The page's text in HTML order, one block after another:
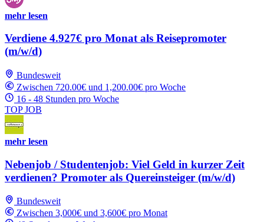
mehr lesen
Verdiene 4.927€ pro Monat als Reisepromoter
(m/w/d)
Bundesweit
Zwischen 720.00€ und 1,200.00€ pro Woche
16 - 48 Stunden pro Woche
TOP JOB
mehr lesen
Nebenjob / Studentenjob: Viel Geld in kurzer Zeit
verdienen? Promoter als Quereinsteiger (m/w/d)
Bundesweit
Zwischen 3,000€ und 3,600€ pro Monat